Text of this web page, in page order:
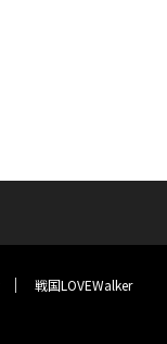
戦国LOVEWalker